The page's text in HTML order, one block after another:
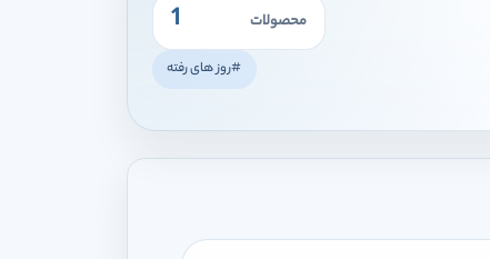
محصولات 1
#روز های رفته